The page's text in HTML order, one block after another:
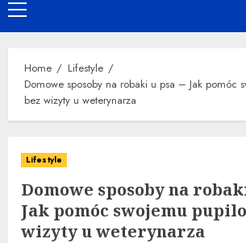
Primary
Menu
Home
Lifestyle
Domowe sposoby na robaki u psa – Jak pomóc
bez wizyty u weterynarza
Lifestyle
Domowe sposoby na
Jak pomóc swojemu
wizyty u weterynarza